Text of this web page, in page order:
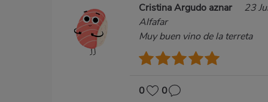
Cristina Argudo aznar
23
Alfafar
Muy buen vino de la terreta
0 0